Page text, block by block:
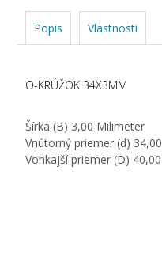
Popis Vlastnosti
O-KRÚŽOK 34X3MM
Šírka (B) 3,00 Milimeter
Vnútorný priemer (d)
Vonkajší priemer (D)